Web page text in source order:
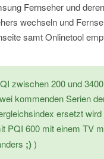
Fernseher und
wechseln und
samt Onlinetool
zwischen 200 und
kommenden Serien
ersetzt
PQI 600 mit einem TV
;))